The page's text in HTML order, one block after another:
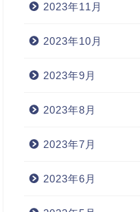
2023年11月
2023年10月
2023年9月
2023年8月
2023年7月
2023年6月